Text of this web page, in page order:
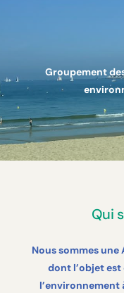
Groupement
Qui
Nous sommes une
dont l’objet
l’environnement